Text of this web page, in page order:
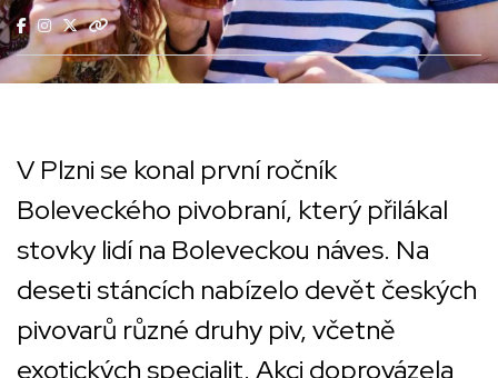
V Plzni se konal první ročník
Boleveckého pivobraní, který přilákal
stovky lidí na Boleveckou náves. Na
deseti stáncích nabízelo devět českých
pivovarů různé druhy piv, včetně
exotických specialit. Akci doprovázela